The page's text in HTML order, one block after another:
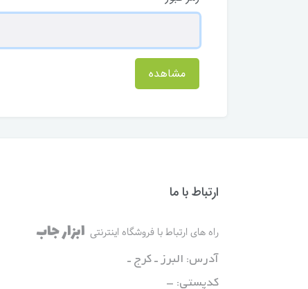
مشاهده
ارتباط با ما
راه های ارتباط با فروشگاه اینترنتی ابزار جاب
آدرس: البرز ـ کرج ـ
کدپستی: -